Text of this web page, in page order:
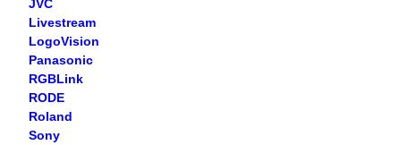
JVC
Livestream
LogoVision
Panasonic
RGBLink
RODE
Roland
Sony